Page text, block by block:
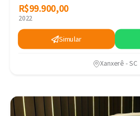
R$99.900,00
R$99.900,00
2022
Simular
Xanxerê - SC